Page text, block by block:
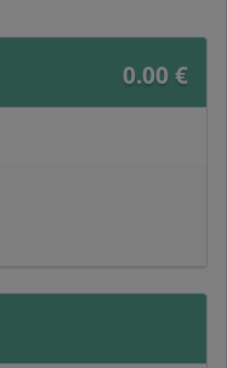
0.00 €